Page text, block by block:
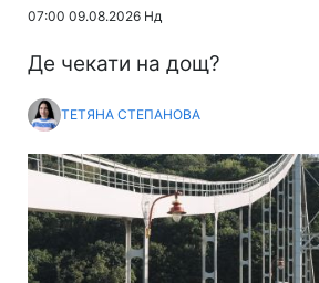
07:00 09.08.2026 Нд
Де чекати на дощ?
ТЕТЯНА СТЕПАНОВА